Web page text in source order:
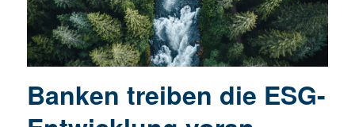
Banken treiben die ESG-